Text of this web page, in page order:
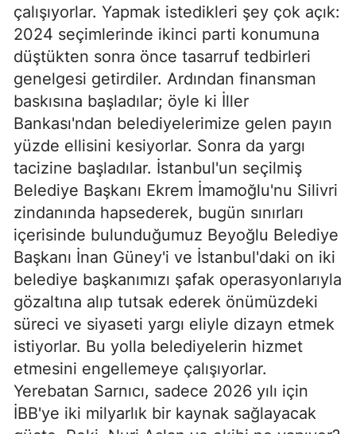
çalışıyorlar. Yapmak istedikleri şey çok açık:
2024 seçimlerinde ikinci parti konumuna
düştükten sonra önce tasarruf tedbirleri
genelgesi getirdiler. Ardından finansman
baskısına başladılar; öyle ki İller
Bankası'ndan belediyelerimize gelen payın
yüzde ellisini kesiyorlar. Sonra da yargı
tacizine başladılar. İstanbul'un seçilmiş
Belediye Başkanı Ekrem İmamoğlu'nu Silivri
zindanında hapsederek, bugün sınırları
içerisinde bulunduğumuz Beyoğlu Belediye
Başkanı İnan Güney'i ve İstanbul'daki on iki
belediye başkanımızı şafak operasyonlarıyla
gözaltına alıp tutsak ederek önümüzdeki
süreci ve siyaseti yargı eliyle dizayn etmek
istiyorlar. Bu yolla belediyelerin hizmet
etmesini engellemeye çalışıyorlar.
Yerebatan Sarnıcı, sadece 2026 yılı için
İBB'ye iki milyarlık bir kaynak sağlayacak